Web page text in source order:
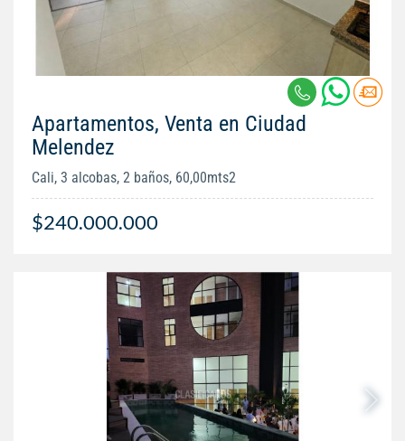
Apartamentos, Venta en Ciudad
Melendez
Cali, 3 alcobas, 2 baños, 60,00mts2
$240.000.000